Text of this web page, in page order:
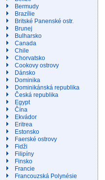
Bermudy
Brazílie
Britské Panenské ostr.
Brunej
Bulharsko
Canada
Chile
Chorvatsko
Cookovy ostrovy
Dánsko
Dominika
Dominikánská republika
Česká republika
Egypt
Čína
Ekvádor
Eritrea
Estonsko
Faerské ostrovy
Fidži
Filipíny
Finsko
Francie
Francouzská Polynésie